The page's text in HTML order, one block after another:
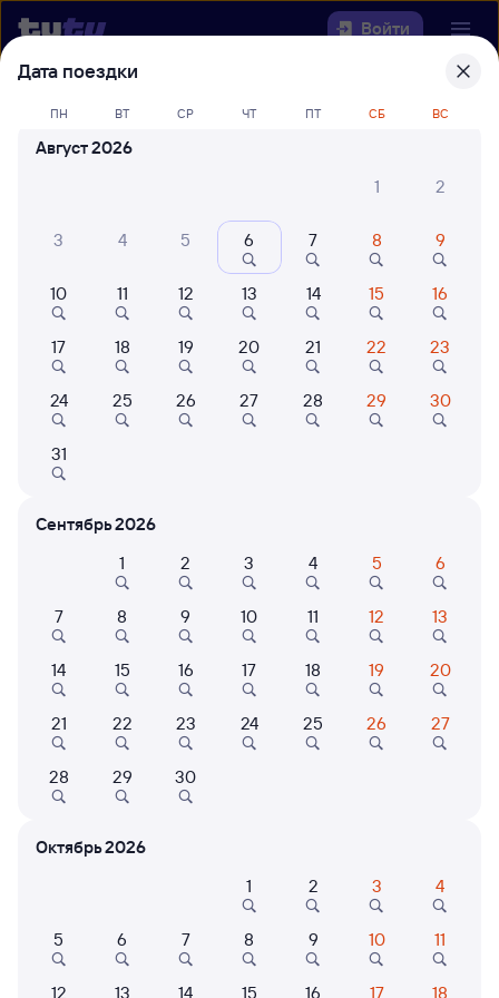
Войти
Выберите день, чтобы найтиж/д
билеты Новоперелюбская — Хоста
42 млн путешествуют с
Когда
Кто едет
Расписание поездов
Новоперелюбская — Хоста
Нет рейсов по этому маршруту
Путешественникам нравятся эти варианты
Дата поездки
ПН ВТ СР ЧТ ПТ СБ ВС
Август 2026
1
2
3 4 5 6 7 8 9
10 11 12 13 14 15 16
17 18 19 20 21 22 23
24 25 26 27 28 29 30
31
Сентябрь 2026
1
2 3 4 5 6
7 8 9 10 11 12 13
14 15 16 17 18 19 20
21 22 23 24 25 26 27
28 29 30
Октябрь 2026
1
2 3 4
5 6 7 8 9 10 11
12 13 14 15 16 17 18